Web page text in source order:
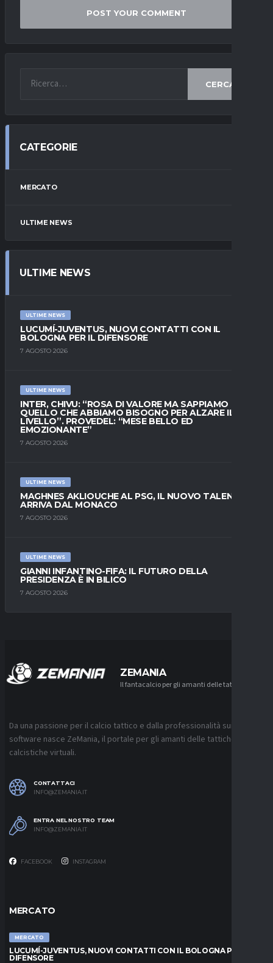
CERCA
CATEGORIE
MERCATO
ULTIME NEWS
ULTIME NEWS
ULTIME NEWS
LUCUMÍ-JUVENTUS, NUOVI CONTATTI CON IL
BOLOGNA PER IL DIFENSORE
7 AGOSTO 2026
ULTIME NEWS
INTER, CHIVU: “ROSA DI VALORE MA SAPPIAMO
QUELLO CHE ABBIAMO BISOGNO PER ALZARE IL
LIVELLO”. PROVEDEL: “MESE BELLO ED
EMOZIONANTE”
7 AGOSTO 2026
ULTIME NEWS
MAGHNES AKLIOUCHE AL PSG, IL NUOVO TALENTO
ARRIVA DAL MONACO
7 AGOSTO 2026
ULTIME NEWS
GIANNI INFANTINO-FIFA: IL FUTURO DELLA
PRESIDENZA È IN BILICO
7 AGOSTO 2026
ZEMANIA
Il fantacalcio per gli amanti delle tattiche
Da una passione per il calcio tattico e dalla professionalità sui
software nasce ZeMania, il portale per gli amanti delle tattiche
calcistiche virtuali.
CONTATTACI
INFO@ZEMANIA.IT
ENTRA NEL NOSTRO TEAM
INFO@ZEMANIA.IT
FACEBOOK INSTAGRAM
MERCATO
MERCATO
LUCUMÍ-JUVENTUS, NUOVI CONTATTI CON IL BOLOGNA PER IL
DIFENSORE